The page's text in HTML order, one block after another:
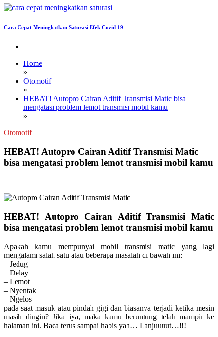
Cara Cepat Meningkatkan Saturasi Efek Covid 19
Home
»
Otomotif
»
HEBAT! Autopro Cairan Aditif Transmisi Matic bisa
mengatasi problem lemot transmisi mobil kamu
»
Otomotif
HEBAT! Autopro Cairan Aditif Transmisi Matic
bisa mengatasi problem lemot transmisi mobil kamu
HEBAT! Autopro Cairan Aditif Transmisi Matic
bisa mengatasi problem lemot transmisi mobil kamu
Apakah kamu mempunyai mobil transmisi matic yang lagi
mengalami salah satu atau beberapa masalah di bawah ini:
– Jedug
– Delay
– Lemot
– Nyentak
– Ngelos
pada saat masuk atau pindah gigi dan biasanya terjadi ketika mesin
masih dingin? Jika iya, maka kamu beruntung telah mampir ke
halaman ini. Baca terus sampai habis yah… Lanjuuuut…!!!